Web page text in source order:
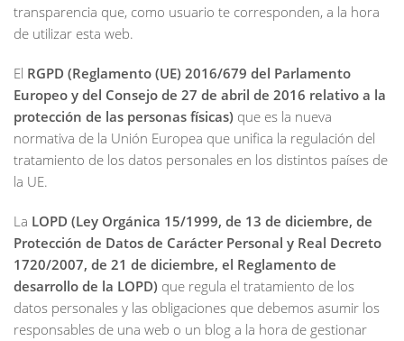
transparencia que, como usuario te corresponden, a la hora
de utilizar esta web.
El RGPD (Reglamento (UE) 2016/679 del Parlamento
Europeo y del Consejo de 27 de abril de 2016 relativo a la
protección de las personas físicas) que es la nueva
normativa de la Unión Europea que unifica la regulación del
tratamiento de los datos personales en los distintos países de
la UE.
La LOPD (Ley Orgánica 15/1999, de 13 de diciembre, de
Protección de Datos de Carácter Personal y Real Decreto
1720/2007, de 21 de diciembre, el Reglamento de
desarrollo de la LOPD) que regula el tratamiento de los
datos personales y las obligaciones que debemos asumir los
responsables de una web o un blog a la hora de gestionar